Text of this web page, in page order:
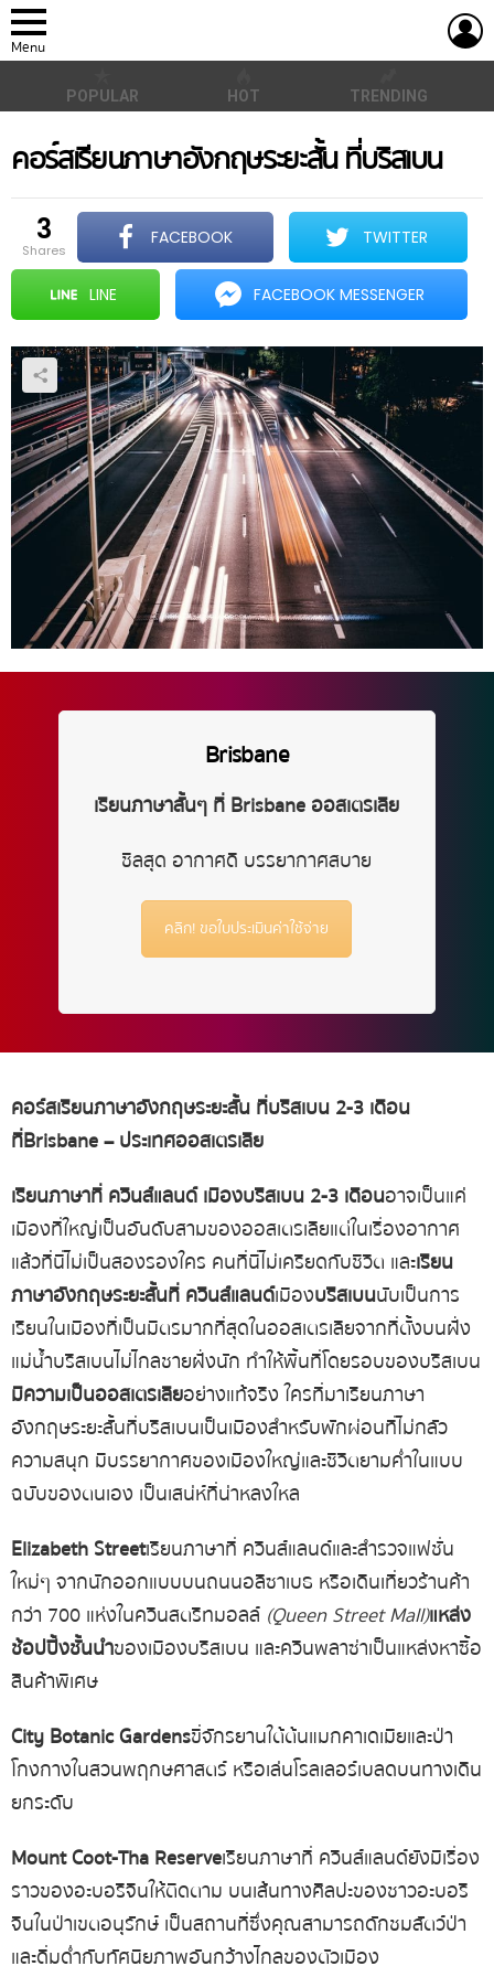
Menu
POPULAR HOT TRENDING
คอร์สเรียนภาษาอังกฤษระยะสั้น ที่บริสเบน
3
shares
FACEBOOK TWITTER
LINE FACEBOOK MESSENGER
Brisbane
เรียนภาษาสั้นๆ ที่ Brisbane ออสเตรเลีย
ชิลสุด อากาศดี บรรยากาศสบาย
คลิก! ขอใบประเมินค่าใช้จ่าย
คอร์สเรียนภาษาอังกฤษระยะสั้น ที่บริสเบน 2-3 เดือน
ที่Brisbane –ประเทศออสเตรเลีย
เรียนภาษาที่ ควีนส์แลนด์ เมืองบริสเบน 2-3 เดือนอาจเป็นแค่
เมืองที่ใหญ่เป็นอันดับสามของออสเตรเลียแต่ในเรื่องอากาศ
แล้วที่นี่ไม่เป็นสองรองใคร คนที่นี่ไม่เครียดกับชีวิต และเรียน
ภาษาอังกฤษระยะสั้นที่ ควีนส์แลนด์เมืองบริสเบนนับเป็นการ
เรียนในเมืองที่เป็นมิตรมากที่สุดในออสเตรเลียจากที่ตั้งบนฝั่ง
แม่น้ำบริสเบนไม่ไกลชายฝั่งนัก ทำให้พื้นที่โดยรอบของบริสเบน
มีความเป็นออสเตรเลียอย่างแท้จริง ใครที่มาเรียนภาษา
อังกฤษระยะสั้นที่บริสเบนเป็นเมืองสำหรับพักผ่อนที่ไม่กลัว
ความสนุก มีบรรยากาศของเมืองใหญ่และชีวิตยามค่ำในแบบ
ฉบับของตนเอง เป็นเสน่ห์ที่น่าหลงใหล
Elizabeth Streetเรียนภาษาที่ ควีนส์แลนด์และสำรวจแฟชั่น
ใหม่ๆ จากนักออกแบบบนถนนอลิซาเบธ หรือเดินเที่ยวร้านค้า
กว่า 700 แห่งในควีนสตรีทมอลล์ (Queen Street Mall)แหล่ง
ช้อปปิ้งชั้นนำของเมืองบริสเบน และควีนพลาซ่าเป็นแหล่งหาซื้อ
สินค้าพิเศษ
City Botanic Gardensขี่จักรยานใต้ต้นแมกคาเดเมียและป่า
โกงกางในสวนพฤกษศาสตร์ หรือเล่นโรลเลอร์เบลดบนทางเดิน
ยกระดับ
Mount Coot-Tha Reserveเรียนภาษาที่ ควีนส์แลนด์ยังมีเรื่อง
ราวของอะบอริจินให้ติดตาม บนเส้นทางศิลปะของชาวอะบอริ
จินในป่าเขตอนุรักษ์ เป็นสถานที่ซึ่งคุณสามารถดักชมสัตว์ป่า
และดื่มด่ำกับทัศนียภาพอันกว้างไกลของตัวเมือง